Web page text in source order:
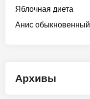
Яблочная диета
Анис обыкновенный
Архивы